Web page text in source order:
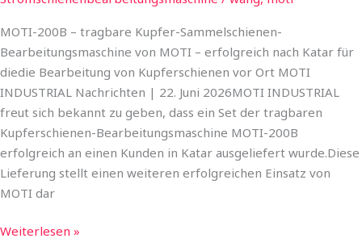
MOTI-200B – tragbare Kupfer-Sammelschienen-
Bearbeitungsmaschine von MOTI – erfolgreich nach Katar für
diedie Bearbeitung von Kupferschienen vor Ort MOTI
INDUSTRIAL Nachrichten | 22. Juni 2026​MOTI INDUSTRIAL
freut sich bekannt zu geben, dass ein Set der tragbaren
Kupferschienen-Bearbeitungsmaschine MOTI-200B
erfolgreich an einen Kunden in Katar ausgeliefert wurde.Diese
Lieferung stellt einen weiteren erfolgreichen Einsatz von
MOTI dar
Weiterlesen »